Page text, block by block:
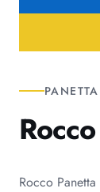
Rocco
Rocco